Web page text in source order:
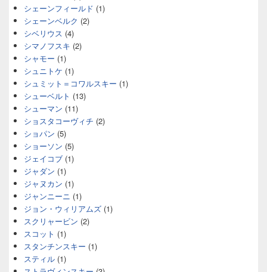
シェーンフィールド (1)
シェーンベルク (2)
シベリウス (4)
シマノフスキ (2)
シャモー (1)
シュニトケ (1)
シュミット＝コワルスキー (1)
シューベルト (13)
シューマン (11)
ショスタコーヴィチ (2)
ショパン (5)
ショーソン (5)
ジェイコブ (1)
ジャダン (1)
ジャヌカン (1)
ジャンニーニ (1)
ジョン・ウィリアムズ (1)
スクリャービン (2)
スコット (1)
スタンチンスキー (1)
スティル (1)